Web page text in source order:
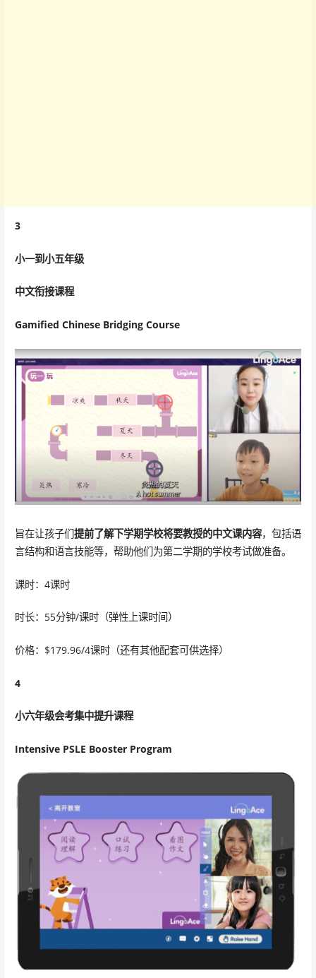
3
小一到小五年级
中文衔接课程
Gamified Chinese Bridging Course
旨在让孩子们提前了解下学期学校将要教授的中文课内容，包括语
言结构和语言技能等，帮助他们为第二学期的学校考试做准备。
课时：4课时
时长：55分钟/课时（弹性上课时间）
价格：$179.96/4课时（还有其他配套可供选择）
4
小六年级会考集中提升课程
Intensive PSLE Booster Program